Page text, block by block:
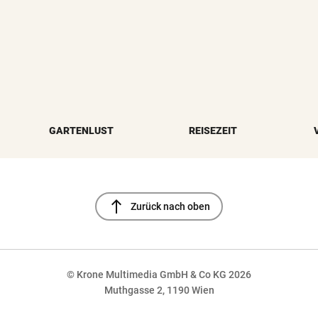
GARTENLUST REISEZEIT
north Zurück nach oben
© Krone Multimedia GmbH & Co KG 2026
Muthgasse 2, 1190 Wien